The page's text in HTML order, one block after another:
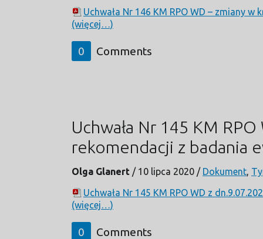
Uchwała Nr 146 KM RPO WD – zmiany w
(więcej…)
0 Comments
Uchwała Nr 145 KM
rekomendacji z badania
Olga Glanert / 10 lipca 2020 / Dokument,
Uchwała Nr 145 KM RPO WD z
(więcej…)
0 Comments